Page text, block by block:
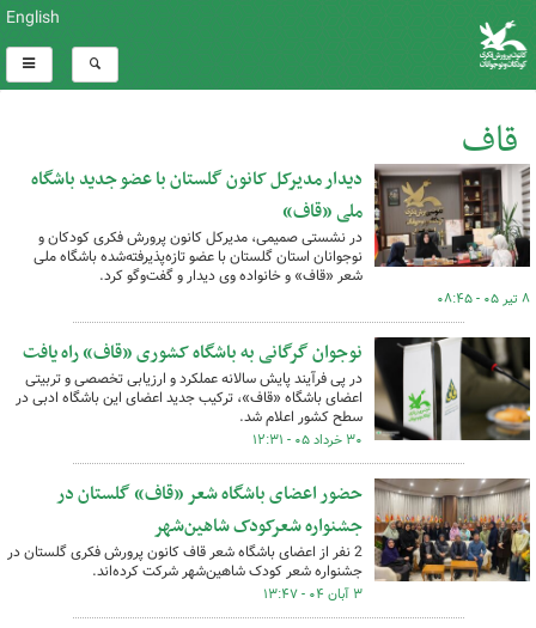
English
قاف
کل اخبار:4
دیدار مدیرکل کانون گلستان با عضو جدید باشگاه
ملی «قاف»
در نشستی صمیمی، مدیرکل کانون پرورش فکری کودکان و
نوجوانان استان گلستان با عضو تازه‌پذیرفته‌شده باشگاه ملی
شعر «قاف» و خانواده وی دیدار و گفت‌وگو کرد.
۸ تیر ۰۵ - ۰۸:۴۵
نوجوان گرگانی به باشگاه کشوری «قاف» راه یافت
در پی فرآیند پایش سالانه عملکرد و ارزیابی تخصصی و تربیتی
اعضای باشگاه «قاف»، ترکیب جدید اعضای این باشگاه ادبی در
سطح کشور اعلام شد.
۳۰ خرداد ۰۵ - ۱۲:۳۱
حضور اعضای باشگاه شعر «قاف» گلستان در
جشنواره شعرکودک شاهین‌شهر
2 نفر از اعضای باشگاه شعر قاف کانون پرورش فکری گلستان در
جشنواره شعر کودک شاهین‌شهر شرکت کرده‌اند.
۳ آبان ۰۴ - ۱۳:۴۷